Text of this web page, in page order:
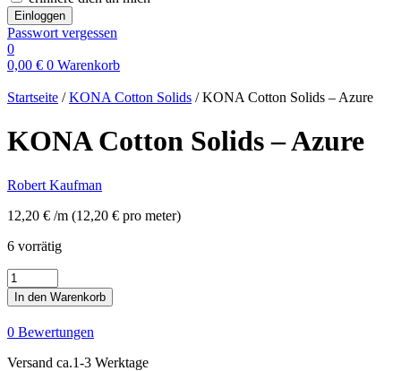
Einloggen
Passwort vergessen
0
0,00 € 0 Warenkorb
Startseite /KONA Cotton Solids / KONA Cotton Solids – Azure
KONA Cotton Solids – Azure
Robert Kaufman
12,20 € /m (12,20 € pro meter)
6 vorrätig
KONA
Cotton
Solids
-
Azure
Menge
In den Warenkorb
0 Bewertungen
Versand ca.1-3 Werktage